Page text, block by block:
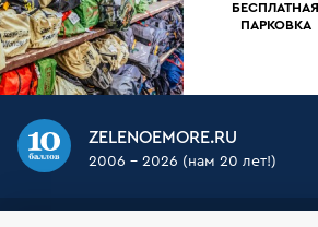
БЕСПЛАТНАЯ
ПАРКОВКА
ZELENOEMORE.RU
2006 - 2026 (нам 20 лет!)